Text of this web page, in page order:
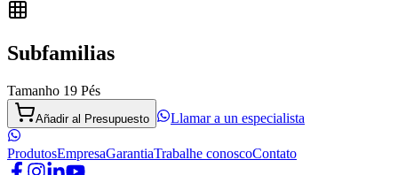
Subfamilias
Tamanho 19 Pés
Añadir al Presupuesto Llamar a un especialista
ProdutosEmpresaGarantiaTrabalhe conoscoContato